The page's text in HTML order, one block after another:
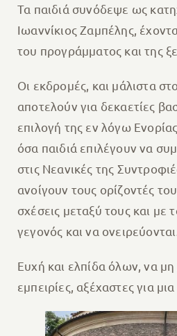
Τα παιδιά συνόδεψε ως
Ιωαννίκιος Ζαμπέλης,
του προγράμματος και της
Οι εκδρομές, και μάλιστα
αποτελούν για δεκαετίες
επιλογή της εν λόγω
όσα παιδιά επιλέγουν να
στις Νεανικές της
ανοίγουν τους ορίζοντές
σχέσεις μεταξύ τους και με
γεγονός και να
Ευχή και ελπίδα όλων, να
εμπειρίες, αξέχαστες για